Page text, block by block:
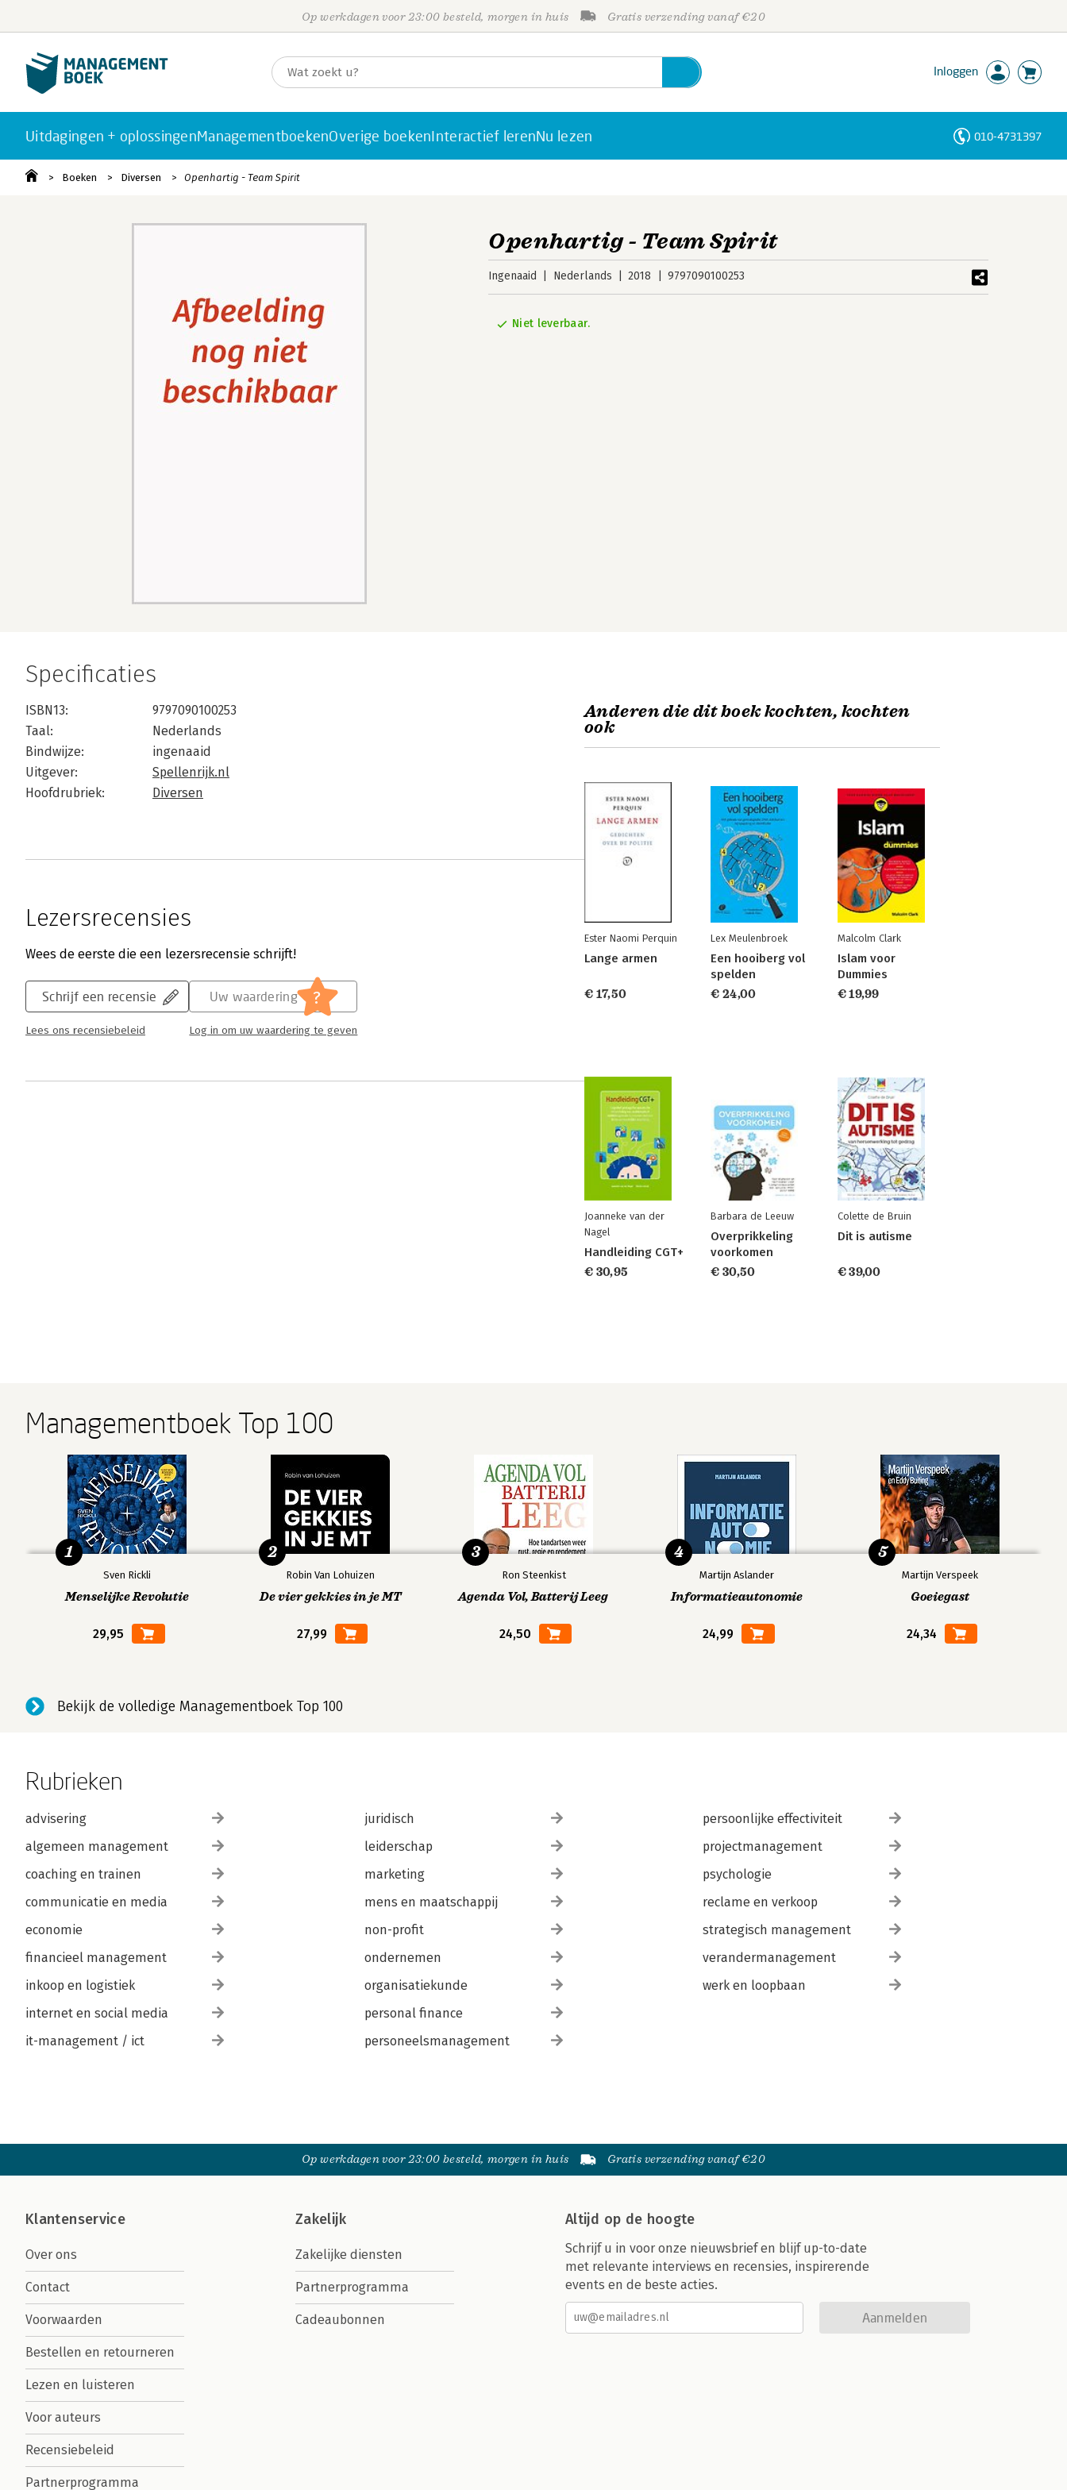
Op werkdagen voor 23:00 besteld, morgen in huis Gratis verzending vanaf €20
Inloggen
Uitdagingen + oplossingenManagementboekenOverige boekenInteractief lerenNu lezen 010-4731397
Boeken Diversen Openhartig - Team Spirit
Openhartig - Team Spirit
Ingenaaid Nederlands 2018 9797090100253
Niet leverbaar.
Specificaties
ISBN13:
9797090100253
Taal:
Nederlands
Bindwijze:
ingenaaid
Uitgever:
Spellenrijk.nl
Hoofdrubriek:
Diversen
Lezersrecensies
Wees de eerste die een lezersrecensie schrijft!
Schrijf een recensie
Lees ons recensiebeleid
Uw waardering ?
Log in om uw waardering te geven
Anderen die dit boek kochten, kochten
ook
Ester Naomi Perquin
Lange armen
€ 17,50
Lex Meulenbroek
Een hooiberg vol
spelden
€ 24,00
Malcolm Clark
Islam voor
Dummies
€ 19,99
Joanneke van der
Nagel
Handleiding CGT+
€ 30,95
Barbara de Leeuw
Overprikkeling
voorkomen
€ 30,50
Colette de Bruin
Dit is autisme
€ 39,00
Managementboek Top 100
Sven Rickli
Menselijke Revolutie
29,95
1
Robin Van Lohuizen
De vier gekkies in je MT
27,99
2
Ron Steenkist
Agenda Vol, Batterij Leeg
24,50
3
Martijn Aslander
Informatieautonomie
24,99
4
Martijn Verspeek
Goeiegast
24,34
5
Bekijk de volledige Managementboek Top 100
Rubrieken
advisering
algemeen management
coaching en trainen
communicatie en media
economie
financieel management
inkoop en logistiek
internet en social media
it-management / ict
juridisch
leiderschap
marketing
mens en maatschappij
non-profit
ondernemen
organisatiekunde
personal finance
personeelsmanagement
persoonlijke effectiviteit
projectmanagement
psychologie
reclame en verkoop
strategisch management
verandermanagement
werk en loopbaan
Op werkdagen voor 23:00 besteld, morgen in huis Gratis verzending vanaf €20
Klantenservice
Over ons
Contact
Voorwaarden
Bestellen en retourneren
Lezen en luisteren
Voor auteurs
Recensiebeleid
Partnerprogramma
Zakelijk
Zakelijke diensten
Partnerprogramma
Cadeaubonnen
Altijd op de hoogte
Schrijf u in voor onze nieuwsbrief en blijf up-to-date
met relevante interviews en recensies, inspirerende
events en de beste acties.
Aanmelden
Personen